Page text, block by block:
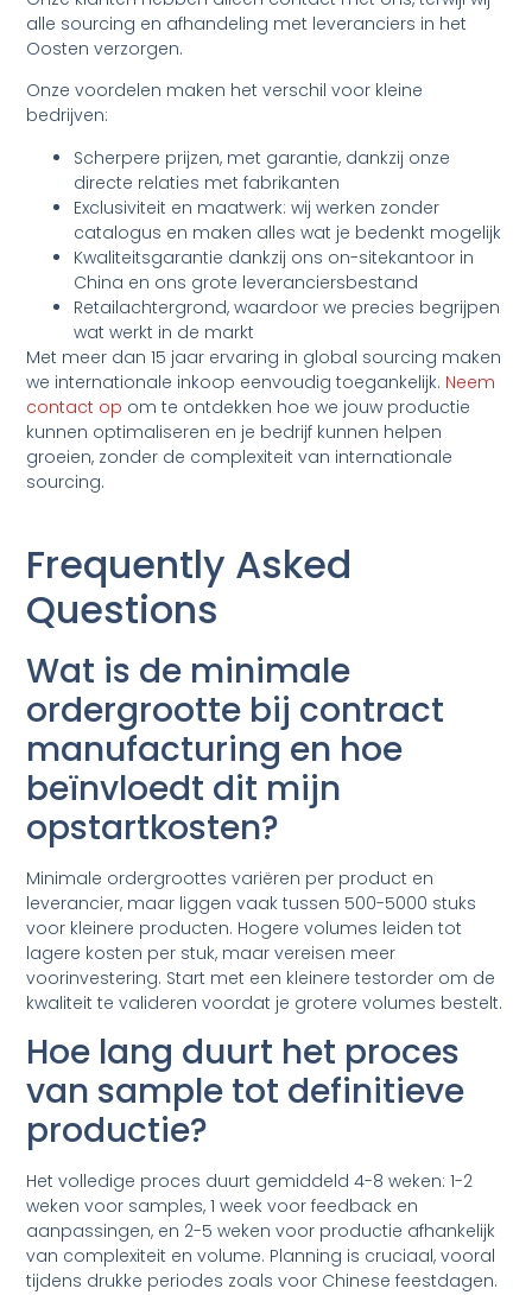
alle sourcing en afhandeling met leveranciers in het
Oosten verzorgen.
Onze voordelen maken het verschil voor kleine
bedrijven:
Scherpere prijzen, met garantie, dankzij onze
directe relaties met fabrikanten
Exclusiviteit en maatwerk: wij werken zonder
catalogus en maken alles wat je bedenkt mogelijk
Kwaliteitsgarantie dankzij ons on-sitekantoor in
China en ons grote leveranciersbestand
Retailachtergrond, waardoor we precies begrijpen
wat werkt in de markt
Met meer dan 15 jaar ervaring in global sourcing maken
we internationale inkoop eenvoudig toegankelijk. Neem
contact op om te ontdekken hoe we jouw productie
kunnen optimaliseren en je bedrijf kunnen helpen
groeien, zonder de complexiteit van internationale
sourcing.
Frequently Asked
Questions
Wat is de minimale
ordergrootte bij contract
manufacturing en hoe
beïnvloedt dit mijn
opstartkosten?
Minimale ordergroottes variëren per product en
leverancier, maar liggen vaak tussen 500-5000 stuks
voor kleinere producten. Hogere volumes leiden tot
lagere kosten per stuk, maar vereisen meer
voorinvestering. Start met een kleinere testorder om de
kwaliteit te valideren voordat je grotere volumes bestelt.
Hoe lang duurt het proces
van sample tot definitieve
productie?
Het volledige proces duurt gemiddeld 4-8 weken: 1-2
weken voor samples, 1 week voor feedback en
aanpassingen, en 2-5 weken voor productie afhankelijk
van complexiteit en volume. Planning is cruciaal, vooral
tijdens drukke periodes zoals voor Chinese feestdagen.